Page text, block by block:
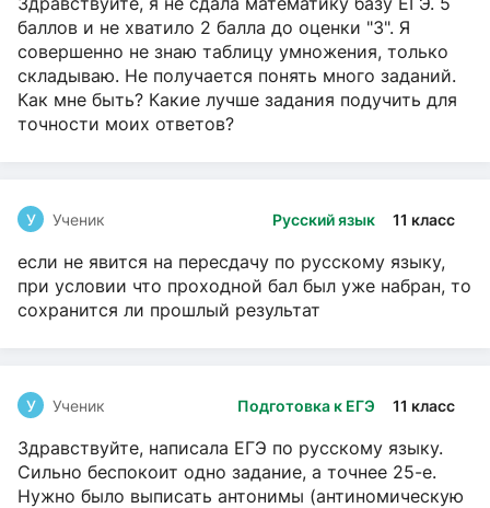
баллов и не хватило 2 балла до оценки "3". Я
совершенно не знаю таблицу умножения, только
складываю. Не получается понять много заданий.
Как мне быть? Какие лучше задания подучить для
точности моих ответов?
Русский язык 11 класс
У Ученик
если не явится на пересдачу по русскому языку,
при условии что проходной бал был уже набран, то
сохранится ли прошлый результат
Подготовка к ЕГЭ 11 класс
У Ученик
Здравствуйте, написала ЕГЭ по русскому языку.
Сильно беспокоит одно задание, а точнее 25-е.
Нужно было выписать антонимы (антиномическую